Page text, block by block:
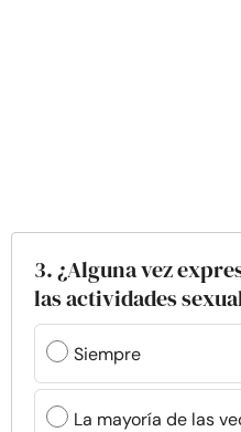
3. ¿Alguna vez
las actividades
Siempre
La mayoría de las